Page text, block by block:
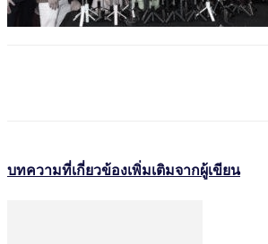
บทความที่เกี่ยวข้องเพิ่มเติมจากผู้เขียน